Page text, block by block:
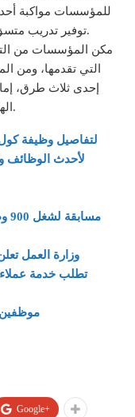
للمؤسسات مواكبة
توفير تدريب متسق لجميع الموظفين الذين تفاعلوا مع العملاء.
مكن المؤسسات من
التي تقدمها، ومن
إحدى ثلاث طرق،
الهاتف أو من خلال أداة الاستبيانات الإلكترونية.
لتفاصيل وظيفة
لأحدث الوظائف
وزارة العمل تعلن عن 5931 فرصة شاغرة
موظفين
Google+